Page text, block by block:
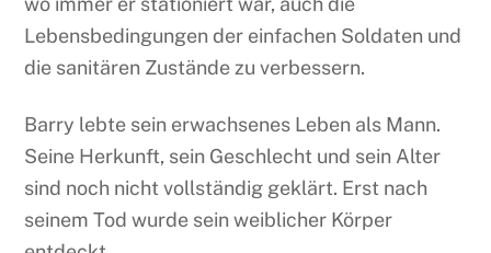
Lebensbedingungen der einfachen Soldaten und
die sanitären Zustände zu verbessern.
Barry lebte sein erwachsenes Leben als Mann.
Seine Herkunft, sein Geschlecht und sein Alter
sind noch nicht vollständig geklärt. Erst nach
seinem Tod wurde sein weiblicher Körper